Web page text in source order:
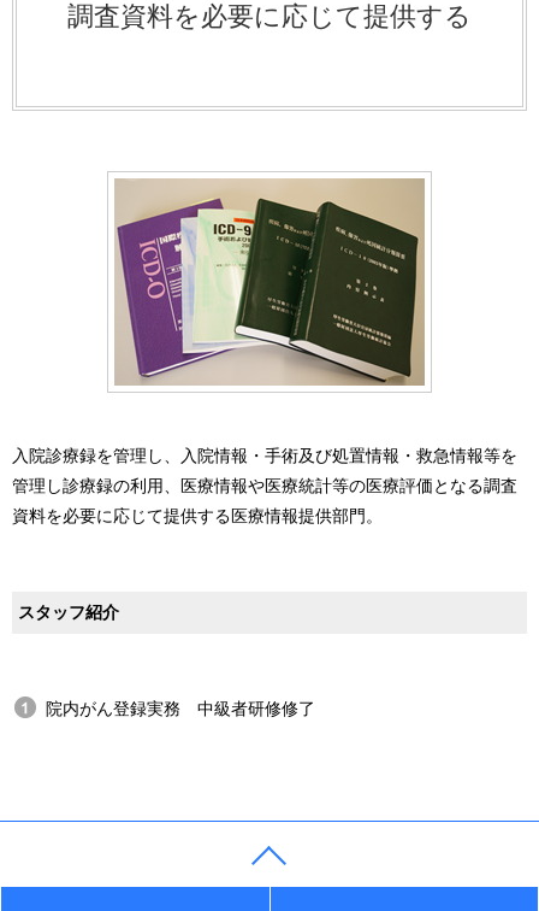
調査資料を必要に応じて提供する
入院診療録を管理し、入院情報・手術及び処置情報・救急情報等を
管理し診療録の利用、医療情報や医療統計等の医療評価となる調査
資料を必要に応じて提供する医療情報提供部門。
スタッフ紹介
院内がん登録実務 中級者研修修了